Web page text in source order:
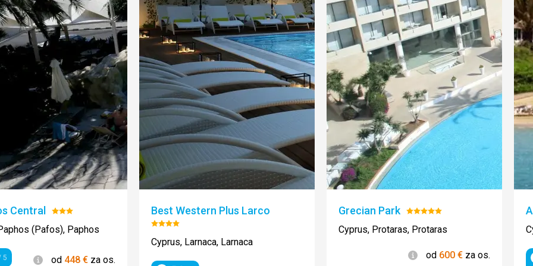
Central
Hodnotenie:
3/5
(Pafos), Paphos
5 Informácie
od 448 € za os.
Best Western Plus Larco
Hodnotenie:
4/5
Cyprus, Larnaca, Larnaca
Grecian Park Hodnotenie:
5/5
Cyprus, Protaras, Protaras
Informácie
od 600 € za os.